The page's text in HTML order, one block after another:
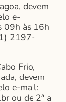
devem
e-
09h às 16h
2197-
Frio,
devem
e-mail:
ou de 2ª a